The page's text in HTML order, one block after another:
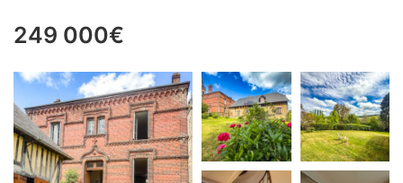
249 000€